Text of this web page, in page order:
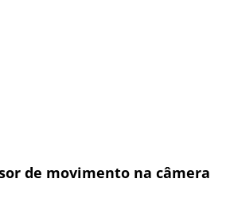
de movimento na câmera